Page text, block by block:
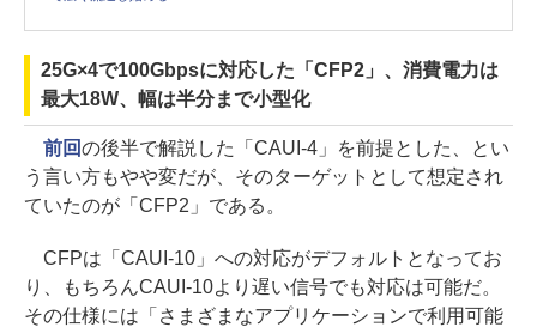
25G×4で100Gbpsに対応した「CFP2」、消費電力は
最大18W、幅は半分まで小型化
前回の後半で解説した「CAUI-4」を前提とした、とい
う言い方もやや変だが、そのターゲットとして想定され
ていたのが「CFP2」である。
CFPは「CAUI-10」への対応がデフォルトとなってお
り、もちろんCAUI-10より遅い信号でも対応は可能だ。
その仕様には「さまざまなアプリケーションで利用可能